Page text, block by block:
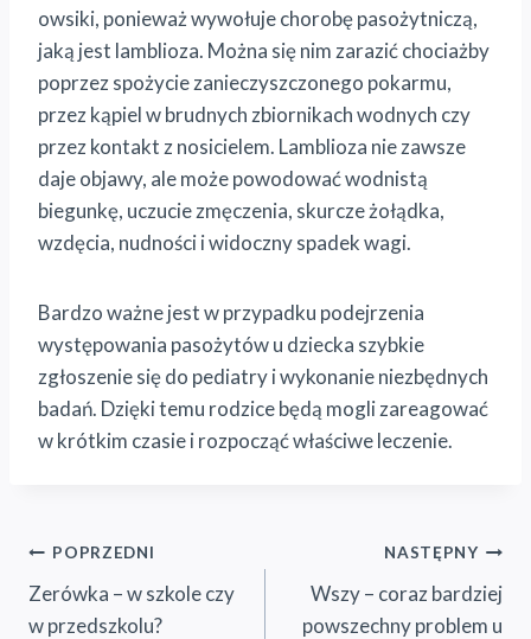
owsiki, ponieważ wywołuje chorobę pasożytniczą,
jaką jest lamblioza. Można się nim zarazić chociażby
poprzez spożycie zanieczyszczonego pokarmu,
przez kąpiel w brudnych zbiornikach wodnych czy
przez kontakt z nosicielem. Lamblioza nie zawsze
daje objawy, ale może powodować wodnistą
biegunkę, uczucie zmęczenia, skurcze żołądka,
wzdęcia, nudności i widoczny spadek wagi.
Bardzo ważne jest w przypadku podejrzenia
występowania pasożytów u dziecka szybkie
zgłoszenie się do pediatry i wykonanie niezbędnych
badań. Dzięki temu rodzice będą mogli zareagować
w krótkim czasie i rozpocząć właściwe leczenie.
Nawigacja
wpisu
POPRZEDNI
Zerówka – w szkole czy
w przedszkolu?
NASTĘPNY
Wszy – coraz bardziej
powszechny problem u